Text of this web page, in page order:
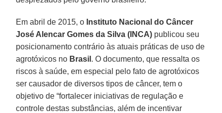
Em abril de 2015, o Instituto Nacional do Câncer
José Alencar Gomes da Silva (INCA) publicou seu
posicionamento contrário às atuais práticas de uso de
agrotóxicos no Brasil . O documento, que ressalta os
riscos à saúde, em especial pelo fato de agrotóxicos
ser causador de diversos tipos de câncer, tem o
objetivo de “fortalecer iniciativas de regulação e
controle destas substâncias, além de incentivar